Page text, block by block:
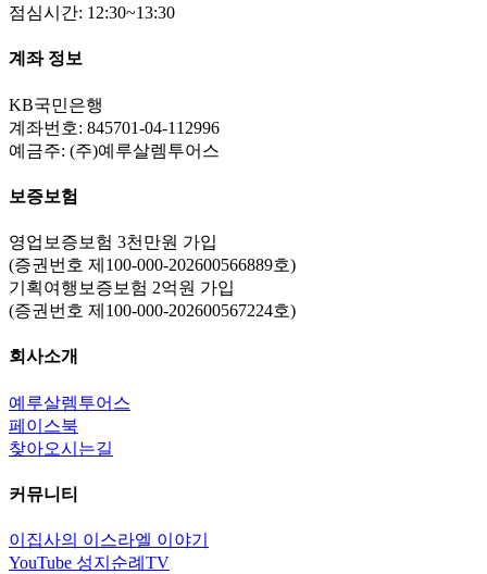
점심시간: 12:30~13:30
계좌 정보
KB국민은행
계좌번호: 845701-04-112996
예금주: (주)예루살렘투어스
보증보험
영업보증보험 3천만원 가입
(증권번호 제100-000-202600566889호)
기획여행보증보험 2억원 가입
(증권번호 제100-000-202600567224호)
회사소개
예루살렘투어스
페이스북
찾아오시는길
커뮤니티
이집사의 이스라엘 이야기
YouTube 성지순례TV